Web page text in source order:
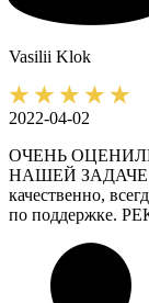
Vasilii Klok
2022-04-02
ОЧЕНЬ
НАШЕЙ ЗАДАЧЕ!
качественно,
по поддержке.